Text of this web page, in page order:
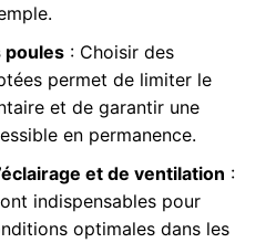
poules: Choisir des
permet de limiter le
et de garantir une
en permanence.
et de ventilation :
indispensables pour
optimales dans les